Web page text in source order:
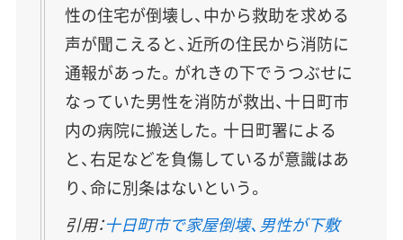
性の住宅が倒壊し、中から救助を求める
声が聞こえると、近所の住民から消防に
通報があった。がれきの下でうつぶせに
なっていた男性を消防が救出、十日町市
内の病院に搬送した。十日町署による
と、右足などを負傷しているが意識はあ
り、命に別条はないという。
引用：十日町市で家屋倒壊、男性が下敷